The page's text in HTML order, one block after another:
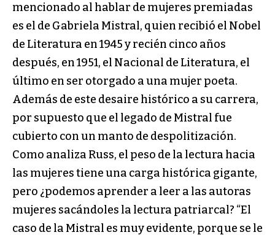
mencionado al hablar de mujeres premiadas
es el de Gabriela Mistral, quien recibió el Nobel
de Literatura en 1945 y recién cinco años
después, en 1951, el Nacional de Literatura, el
último en ser otorgado a una mujer poeta.
Además de este desaire histórico a su carrera,
por supuesto que el legado de Mistral fue
cubierto con un manto de despolitización.
Como analiza Russ, el peso de la lectura hacia
las mujeres tiene una carga histórica gigante,
pero ¿podemos aprender a leer a las autoras
mujeres sacándoles la lectura patriarcal? “El
caso de la Mistral es muy evidente, porque se le